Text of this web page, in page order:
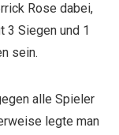
Rose dabei,
3 Siegen und 1
sein.
alle Spieler
legte man